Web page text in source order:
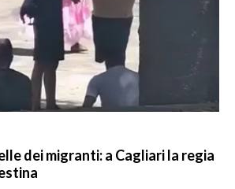
dei migranti: a Cagliari la regia